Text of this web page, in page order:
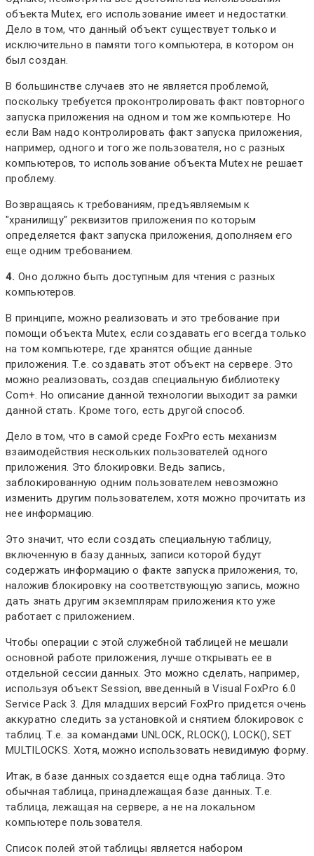
объекта Mutex, его использование имеет и недостатки.
Дело в том, что данный объект существует только и
исключительно в памяти того компьютера, в котором он
был создан.
В большинстве случаев это не является проблемой,
поскольку требуется проконтролировать факт повторного
запуска приложения на одном и том же компьютере. Но
если Вам надо контролировать факт запуска приложения,
например, одного и того же пользователя, но с разных
компьютеров, то использование объекта Mutex не решает
проблему.
Возвращаясь к требованиям, предъявляемым к
"хранилищу" реквизитов приложения по которым
определяется факт запуска приложения, дополняем его
еще одним требованием.
4. Оно должно быть доступным для чтения с разных
компьютеров.
В принципе, можно реализовать и это требование при
помощи объекта Mutex, если создавать его всегда только
на том компьютере, где хранятся общие данные
приложения. Т.е. создавать этот объект на сервере. Это
можно реализовать, создав специальную библиотеку
Com+. Но описание данной технологии выходит за рамки
данной стать. Кроме того, есть другой способ.
Дело в том, что в самой среде FoxPro есть механизм
взаимодействия нескольких пользователей одного
приложения. Это блокировки. Ведь запись,
заблокированную одним пользователем невозможно
изменить другим пользователем, хотя можно прочитать из
нее информацию.
Это значит, что если создать специальную таблицу,
включенную в базу данных, записи которой будут
содержать информацию о факте запуска приложения, то,
наложив блокировку на соответствующую запись, можно
дать знать другим экземплярам приложения кто уже
работает с приложением.
Чтобы операции с этой служебной таблицей не мешали
основной работе приложения, лучше открывать ее в
отдельной сессии данных. Это можно сделать, например,
используя объект Session, введенный в Visual FoxPro 6.0
Service Pack 3. Для младших версий FoxPro придется очень
аккуратно следить за установкой и снятием блокировок с
таблиц. Т.е. за командами UNLOCK, RLOCK(), LOCK(), SET
MULTILOCKS. Хотя, можно использовать невидимую форму.
Итак, в базе данных создается еще одна таблица. Это
обычная таблица, принадлежащая базе данных. Т.е.
таблица, лежащая на сервере, а не на локальном
компьютере пользователя.
Список полей этой таблицы является набором